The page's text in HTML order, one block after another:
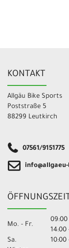
KONTAKT
Allgäu Bike Sports
Poststraße 5
88299 Leutkirch
07561/9151775
Mo. - Fr.
09:00
14:00
Sa.
10:00